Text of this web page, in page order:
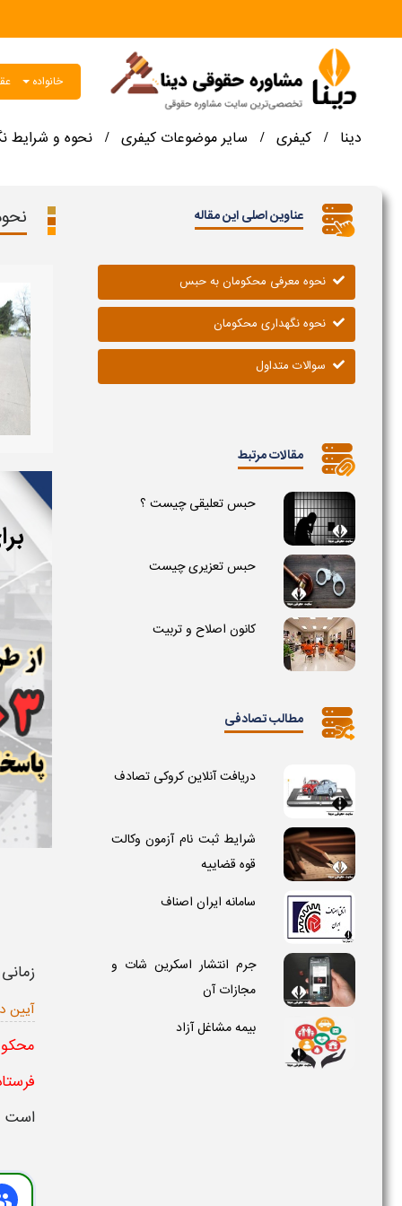
خانواده
دینا / کیفری / سایر موضوعات کیفری / نحوه و شرایط
آیین
است
عناوین اصلی این مقاله
نحوه معرفی محکومان به حبس
نحوه نگهداری محکومان
سوالات متداول
مقالات مرتبط
حبس تعلیقی چیست ؟
حبس تعزیری چیست
کانون اصلاح و تربیت
مطالب تصادفی
دریافت آنلاین کروکی تصادف
شرایط ثبت نام آزمون وکالت
قوه قضاییه
سامانه ایران اصناف
جرم انتشار اسکرین شات و
مجازات آن
بیمه مشاغل آزاد